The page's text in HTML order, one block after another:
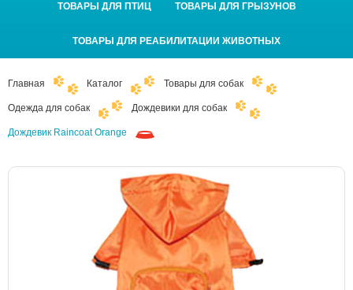
ТОВАРЫ ДЛЯ ПТИЦ ТОВАРЫ ДЛЯ ГРЫЗУНОВ
ТОВАРЫ ДЛЯ РЕАБИЛИТАЦИИ ЖИВОТНЫХ
Главная Каталог Товары для собак
Одежда для собак Дождевики для собак
Дождевик Raincoat Orange